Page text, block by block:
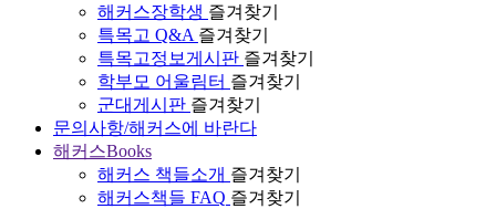
해커스장학생 즐겨찾기
특목고 Q&A 즐겨찾기
특목고정보게시판 즐겨찾기
학부모 어울림터 즐겨찾기
군대게시판 즐겨찾기
문의사항/해커스에 바란다
해커스Books
해커스 책들소개 즐겨찾기
해커스책들 FAQ 즐겨찾기